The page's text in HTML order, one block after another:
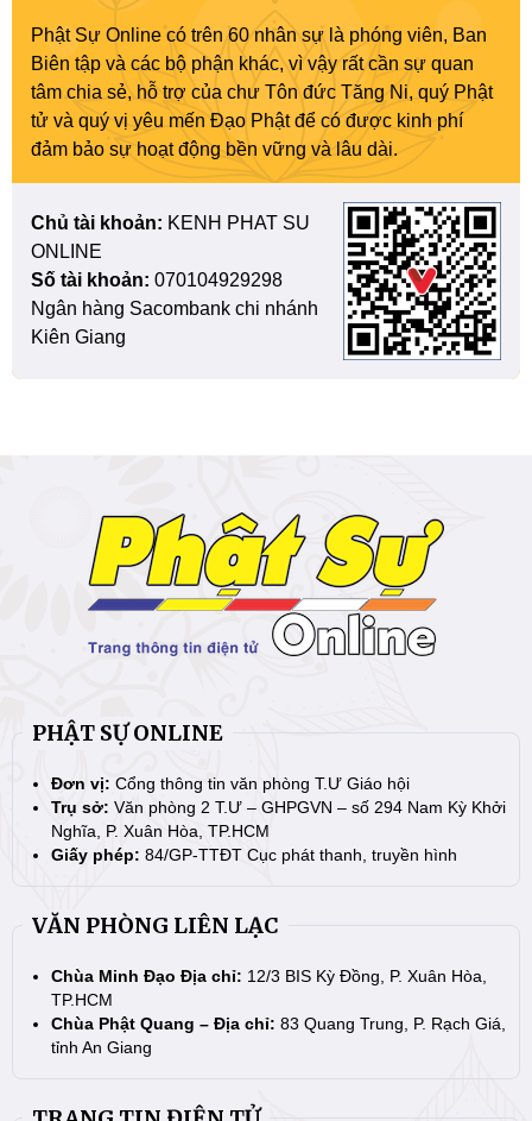
Phật Sự Online có trên 60 nhân sự là phóng viên, Ban
Biên tập và các bộ phận khác, vì vậy rất cần sự quan
tâm chia sẻ, hỗ trợ của chư Tôn đức Tăng Ni, quý Phật
tử và quý vị yêu mến Đạo Phật để có được kinh phí
đảm bảo sự hoạt động bền vững và lâu dài.
Chủ tài khoản: KENH PHAT SU
ONLINE
Số tài khoản: 070104929298
Ngân hàng Sacombank chi nhánh
Kiên Giang
PHẬT SỰ ONLINE
Đơn vị: Cổng thông tin văn phòng T.Ư Giáo hội
Trụ sở: Văn phòng 2 T.Ư – GHPGVN – số 294 Nam Kỳ Khởi
Nghĩa, P. Xuân Hòa, TP.HCM
Giấy phép: 84/GP-TTĐT Cục phát thanh, truyền hình
VĂN PHÒNG LIÊN LẠC
Chùa Minh Đạo Địa chỉ: 12/3 BIS Kỳ Đồng, P. Xuân Hòa,
TP.HCM
Chùa Phật Quang – Địa chỉ: 83 Quang Trung, P. Rạch Giá,
tỉnh An Giang